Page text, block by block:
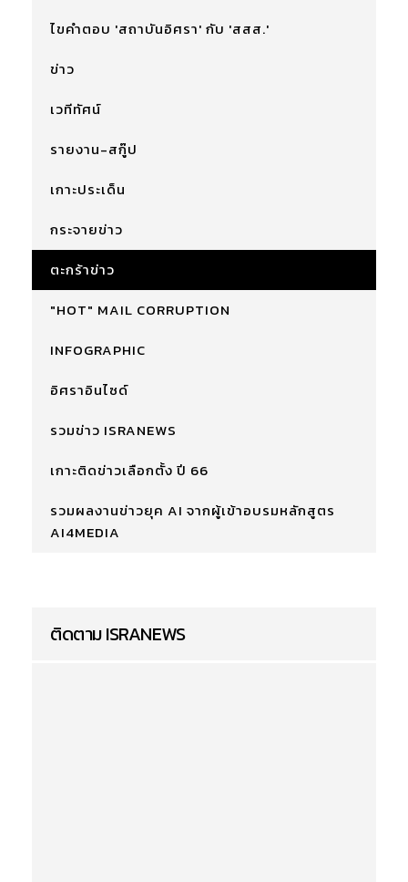
ไขคำตอบ 'สถาบันอิศรา' กับ 'สสส.'
ข่าว
เวทีทัศน์
รายงาน-สกู๊ป
เกาะประเด็น
กระจายข่าว
ตะกร้าข่าว
"HOT" MAIL CORRUPTION
INFOGRAPHIC
อิศราอินไซด์
รวมข่าว ISRANEWS
เกาะติดข่าวเลือกตั้ง ปี 66
รวมผลงานข่าวยุค AI จากผู้เข้าอบรมหลักสูตร
AI4MEDIA
ติดตาม ISRANEWS